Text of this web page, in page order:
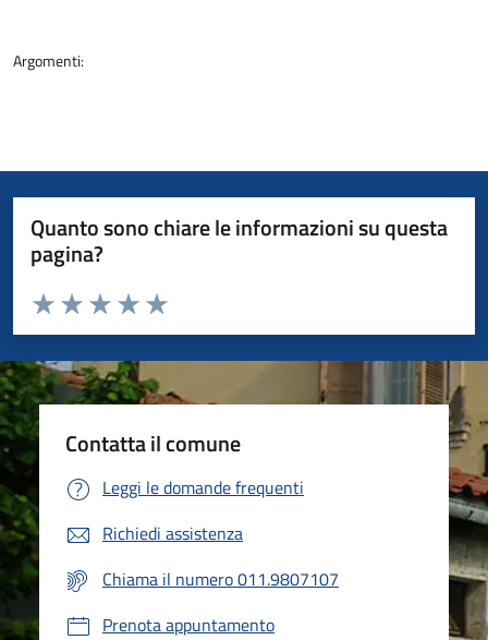
Argomenti:
Quanto sono chiare le informazioni su questa
pagina?
Valuta da 1 a 5 stelle la pagina
Valuta 5 stelle su 5
Valuta 4 stelle su 5
Valuta 3 stelle su 5
Valuta 2 stelle su 5
Valuta 1 stelle su 5
Contatta il comune
Leggi le domande frequenti
Richiedi assistenza
Chiama il numero 011.9807107
Prenota appuntamento